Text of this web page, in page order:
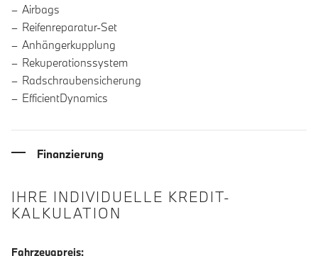
Airbags
Reifenreparatur-Set
Anhängerkupplung
Rekuperationssystem
Radschraubensicherung
EfficientDynamics
Finanzierung
IHRE INDIVIDUELLE KREDIT-
KALKULATION
Fahrzeugpreis: